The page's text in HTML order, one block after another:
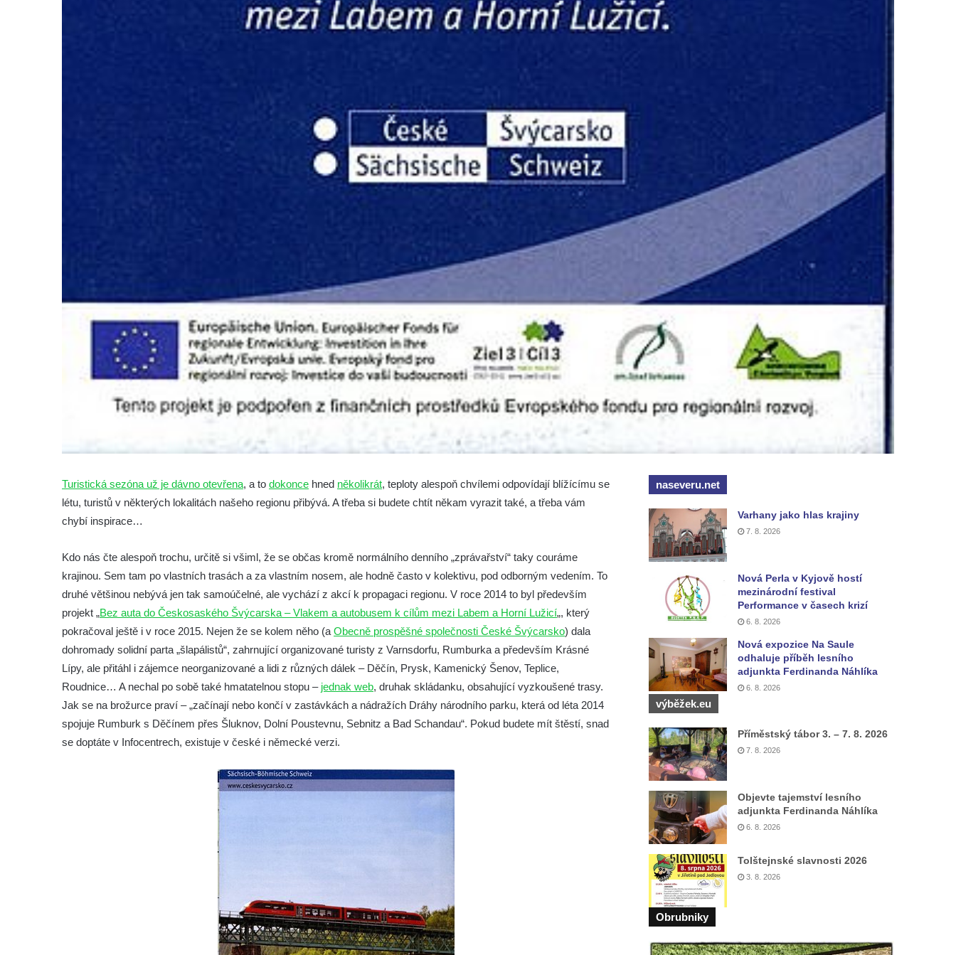
Turistická sezóna už je dávno otevřena, a to dokonce hned několikrát, teploty alespoň chvílemi odpovídají blížícímu se
létu, turistů v některých lokalitách našeho regionu přibývá. A třeba si budete chtít někam vyrazit také, a třeba vám
chybí inspirace…
Kdo nás čte alespoň trochu, určitě si všiml, že se občas kromě normálního denního „zprávařství“ taky couráme
krajinou. Sem tam po vlastních trasách a za vlastním nosem, ale hodně často v kolektivu, pod odborným vedením. To
druhé většinou nebývá jen tak samoúčelné, ale vychází z akcí k propagaci regionu. V roce 2014 to byl především
projekt „Bez auta do Českosaského Švýcarska – Vlakem a autobusem k cílům mezi Labem a Horní Lužicí„, který
pokračoval ještě i v roce 2015. Nejen že se kolem něho (a Obecně prospěšné společnosti České Švýcarsko) dala
dohromady solidní parta „šlapálistů“, zahrnující organizované turisty z Varnsdorfu, Rumburka a především Krásné
Lípy, ale přitáhl i zájemce neorganizované a lidi z různých dálek – Děčín, Prysk, Kamenický Šenov, Teplice,
Roudnice… A nechal po sobě také hmatatelnou stopu – jednak web, druhak skládanku, obsahující vyzkoušené trasy.
Jak se na brožurce praví – „začínají nebo končí v zastávkách a nádražích Dráhy národního parku, která od léta 2014
spojuje Rumburk s Děčínem přes Šluknov, Dolní Poustevnu, Sebnitz a Bad Schandau“. Pokud budete mít štěstí, snad
se doptáte v Infocentrech, existuje v české i německé verzi.
naseveru.net
Varhany jako hlas krajiny
7. 8. 2026
Nová Perla v Kyjově hostí
mezinárodní festival
Performance v časech krizí
6. 8. 2026
Nová expozice Na Saule
odhaluje příběh lesního
adjunkta Ferdinanda Náhlíka
6. 8. 2026
výběžek.eu
Příměstský tábor 3. – 7. 8. 2026
7. 8. 2026
Objevte tajemství lesního
adjunkta Ferdinanda Náhlíka
6. 8. 2026
Tolštejnské slavnosti 2026
3. 8. 2026
Obrubniky